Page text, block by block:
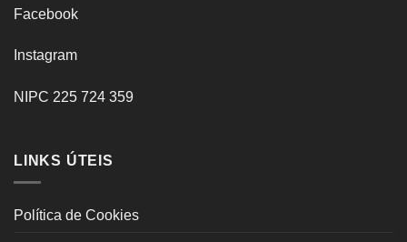
Facebook
Instagram
NIPC 225 724 359
LINKS ÚTEIS
Política de Cookies